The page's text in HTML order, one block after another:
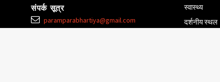
संपर्क सूत्र
paramparabhartiya@gmail.com
स्वास्थ्य
दर्शनीय स्थल